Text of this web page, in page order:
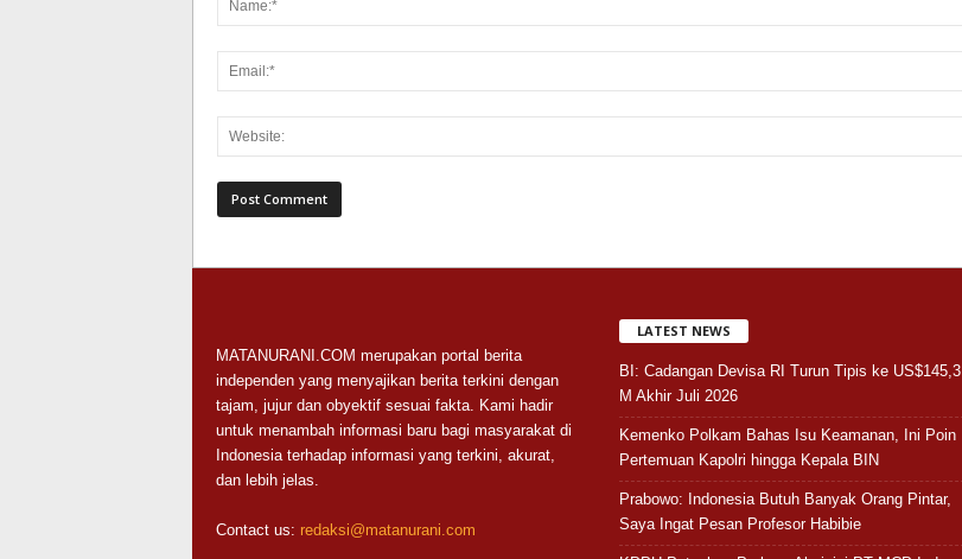
MATANURANI.COM merupakan portal berita
independen yang menyajikan berita terkini dengan
tajam, jujur dan obyektif sesuai fakta. Kami hadir
untuk menambah informasi baru bagi masyarakat di
Indonesia terhadap informasi yang terkini, akurat,
dan lebih jelas.
Contact us: redaksi@matanurani.com
LATEST NEWS
BI: Cadangan Devisa RI Turun Tipis ke US$145,3
M Akhir Juli 2026
Kemenko Polkam Bahas Isu Keamanan, Ini Poin
Pertemuan Kapolri hingga Kepala BIN
Prabowo: Indonesia Butuh Banyak Orang Pintar,
Saya Ingat Pesan Profesor Habibie